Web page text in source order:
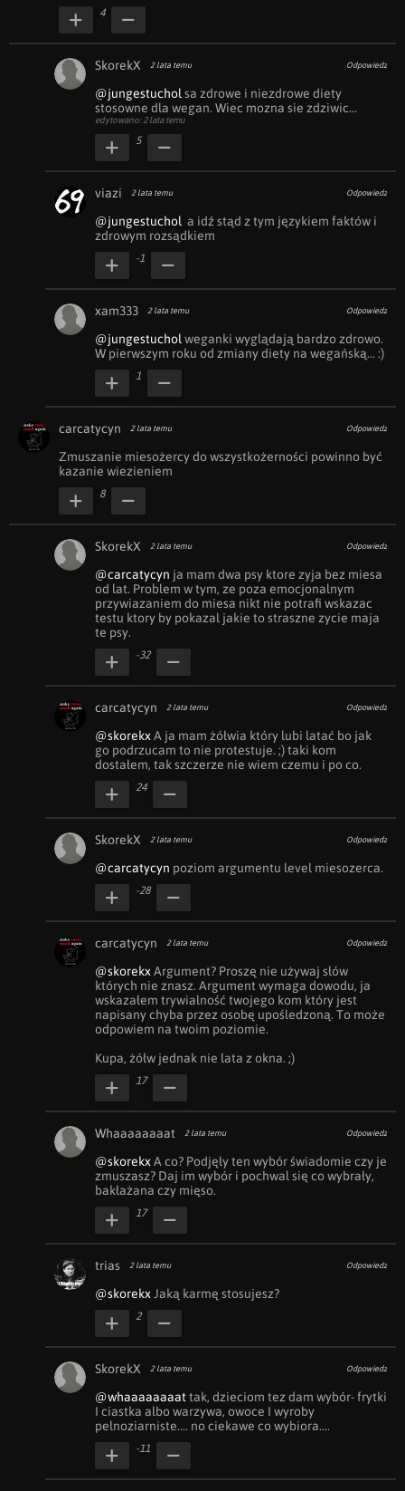
4
SkorekX 2 lata temu Odpowiedz
@jungestuchol sa zdrowe i niezdrowe diety
stosowne dla wegan. Wiec mozna sie zdziwic...
edytowano: 2 lata temu
5
viazi 2 lata temu Odpowiedz
@jungestuchol
  a idź stąd z tym językiem faktów i
zdrowym rozsądkiem
-1
xam333 2 lata temu Odpowiedz
@jungestuchol weganki wyglądają bardzo zdrowo.
W pierwszym roku od zmiany diety na wegańską... :)
1
carcatycyn 2 lata temu Odpowiedz
Zmuszanie miesożercy do wszystkożerności powinno być
kazanie wiezieniem
8
SkorekX 2 lata temu Odpowiedz
@carcatycyn ja mam dwa psy ktore zyja bez miesa
od lat. Problem w tym, ze poza emocjonalnym
przywiazaniem do miesa nikt nie potrafi wskazac
testu ktory by pokazal jakie to straszne zycie maja
te psy.
-32
carcatycyn 2 lata temu Odpowiedz
@skorekx A ja mam żółwia który lubi latać bo jak
go podrzucam to nie protestuje. ;) taki kom
dostałem, tak szczerze nie wiem czemu i po co.
24
SkorekX 2 lata temu Odpowiedz
@carcatycyn poziom argumentu level miesozerca.
-28
carcatycyn 2 lata temu Odpowiedz
@skorekx Argument? Proszę nie używaj słów
których nie znasz. Argument wymaga dowodu, ja
wskazałem trywialność twojego kom który jest
napisany chyba przez osobę upośledzoną. To może
odpowiem na twoim poziomie.
Kupa, żółw jednak nie lata z okna. ;)
17
Whaaaaaaaat 2 lata temu Odpowiedz
@skorekx A co? Podjęły ten wybór świadomie czy je
zmuszasz? Daj im wybór i pochwal się co wybrały,
bakłażana czy mięso.
17
trias 2 lata temu Odpowiedz
@skorekx Jaką karmę stosujesz?
2
SkorekX 2 lata temu Odpowiedz
@whaaaaaaaat tak, dzieciom tez dam wybór- frytki
I ciastka albo warzywa, owoce I wyroby
pelnoziarniste.... no ciekawe co wybiora....
-11